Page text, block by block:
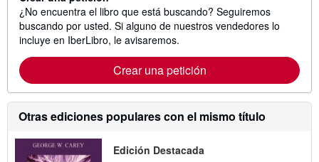
¿No encuentra el libro que está buscando? Seguiremos
buscando por usted. Si alguno de nuestros vendedores lo
incluye en IberLibro, le avisaremos.
Crear una petición
Otras ediciones populares con el mismo título
Edición Destacada